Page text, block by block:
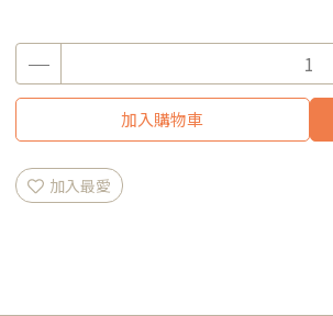
加入購物車
加入最愛